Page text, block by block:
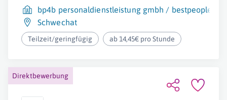
bp4b personaldienstleistung gmbh / bestpeople
Schwechat
Teilzeit/geringfügig ab 14,45€ pro Stunde
Direktbewerbung